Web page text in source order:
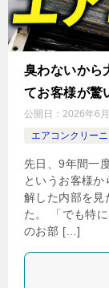
臭わないから
てお客様が驚
公開日： 2026年6
エアコンクリー
先日、9年間一
というお客様
解した内部を見
た。 「でも特
のお部 […]